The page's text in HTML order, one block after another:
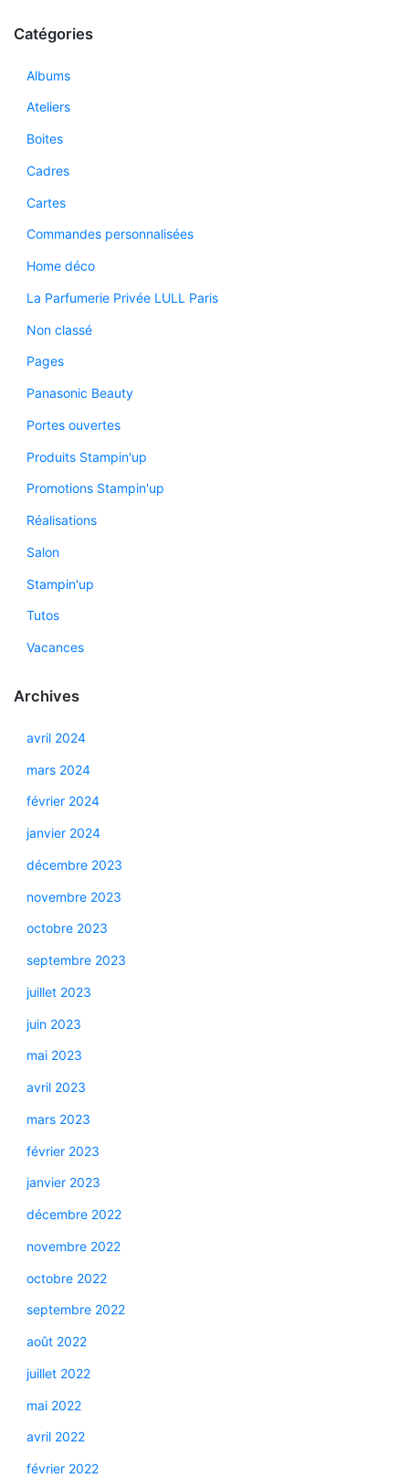
Catégories
Albums
Ateliers
Boites
Cadres
Cartes
Commandes personnalisées
Home déco
La Parfumerie Privée LULL Paris
Non classé
Pages
Panasonic Beauty
Portes ouvertes
Produits Stampin'up
Promotions Stampin'up
Réalisations
Salon
Stampin'up
Tutos
Vacances
Archives
avril 2024
mars 2024
février 2024
janvier 2024
décembre 2023
novembre 2023
octobre 2023
septembre 2023
juillet 2023
juin 2023
mai 2023
avril 2023
mars 2023
février 2023
janvier 2023
décembre 2022
novembre 2022
octobre 2022
septembre 2022
août 2022
juillet 2022
mai 2022
avril 2022
février 2022